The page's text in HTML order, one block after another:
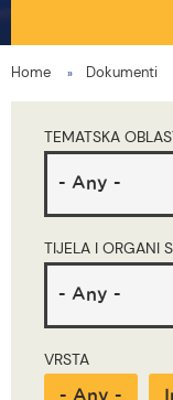
You
here
Home Dokumenti
TEMATSKA
TIJELA I ORGANI
VRSTA
- Any -